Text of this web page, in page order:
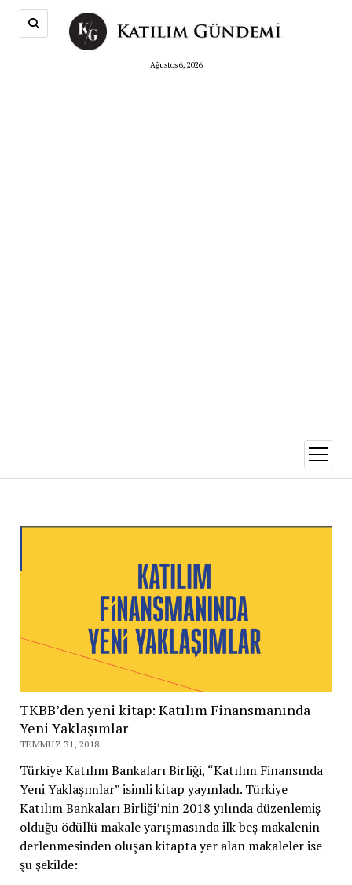
Ağustos 6, 2026
aç
TKBB’den yeni kitap: Katılım Finansmanında
Yeni Yaklaşımlar
TEMMUZ 31, 2018
Türkiye Katılım Bankaları Birliği, “Katılım Finansında
Yeni Yaklaşımlar” isimli kitap yayınladı. Türkiye
Katılım Bankaları Birliği’nin 2018 yılında düzenlemiş
olduğu ödüllü makale yarışmasında ilk beş makalenin
derlenmesinden oluşan kitapta yer alan makaleler ise
şu şekilde: